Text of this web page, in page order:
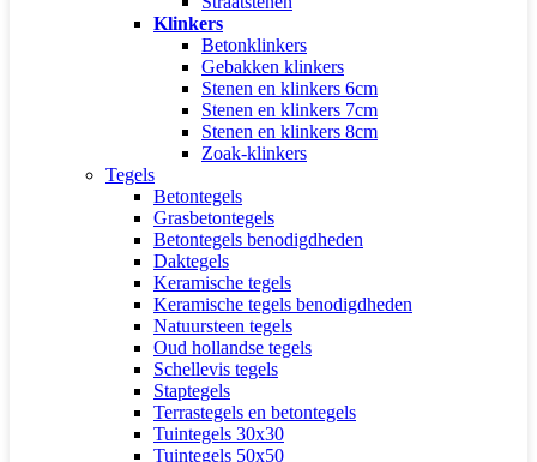
Klinkers
Betonklinkers
Gebakken klinkers
Stenen en klinkers 6cm
Stenen en klinkers 7cm
Stenen en klinkers 8cm
Zoak-klinkers
Tegels
Betontegels
Grasbetontegels
Betontegels benodigdheden
Daktegels
Keramische tegels
Keramische tegels benodigdheden
Natuursteen tegels
Oud hollandse tegels
Schellevis tegels
Staptegels
Terrastegels en betontegels
Tuintegels 30x30
Tuintegels 50x50